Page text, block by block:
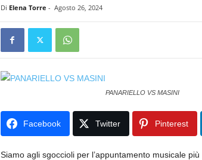
Di Elena Torre - Agosto 26, 2024
PANARIELLO VS MASINI
Facebook Twitter Pinterest
Siamo agli sgoccioli per l’appuntamento musicale